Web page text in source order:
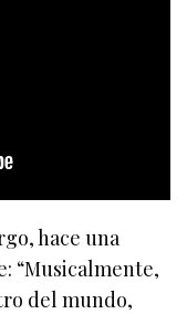
hace una
“Musicalmente,
del mundo,